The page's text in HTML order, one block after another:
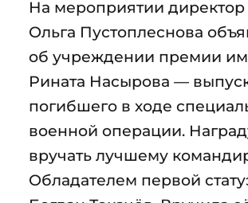
На мероприятии директор
Ольга Пустоплеснова
об учреждении премии
Рината Насырова —
погибшего в ходе
военной операции.
вручать лучшему
Обладателем первой